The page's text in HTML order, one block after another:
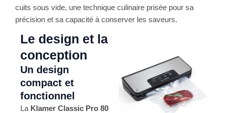
cuits sous vide, une technique culinaire prisée pour sa
précision et sa capacité à conserver les saveurs.
Le design et la
conception
Un design
compact et
fonctionnel
La Klamer Classic Pro 80